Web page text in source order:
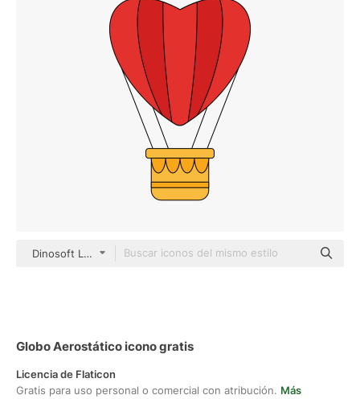
Dinosoft Lineal Color
Globo Aerostático icono gratis
Licencia de Flaticon
Gratis para uso personal o comercial con atribución. Más